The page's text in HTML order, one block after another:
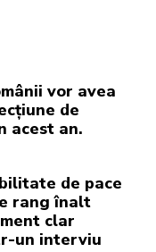
vor avea
de
acest an.
de pace
rang înalt
clar
un interviu